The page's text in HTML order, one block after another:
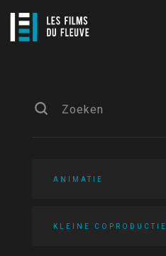
ANIMATIE
KLEINE COPRODUCTIE